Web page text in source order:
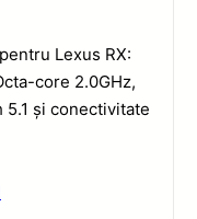
Lexus RX:
core 2.0GHz,
5.1 și conectivitate